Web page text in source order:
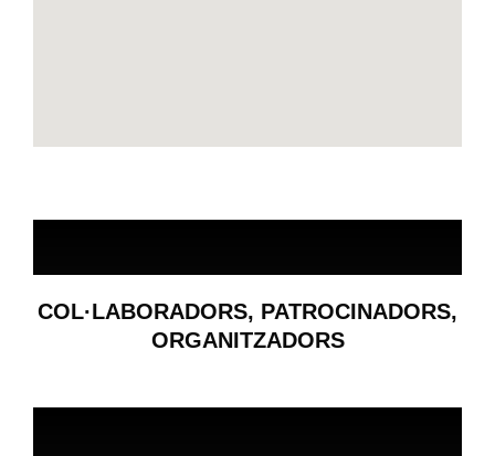
COL·LABORADORS, PATROCINADORS,
ORGANITZADORS